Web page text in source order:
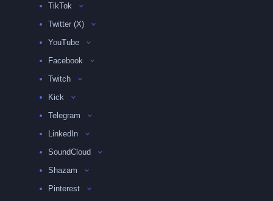
TikTok
Twitter (X)
YouTube
Facebook
Twitch
Kick
Telegram
LinkedIn
SoundCloud
Shazam
Pinterest